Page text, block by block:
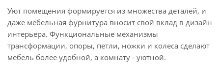
Уют помещения формируется из множества деталей, и
даже мебельная фурнитура вносит свой вклад в дизайн
интерьера. Функциональные механизмы
трансформации, опоры, петли, ножки и колеса сделают
мебель более удобной, а комнату - уютной.